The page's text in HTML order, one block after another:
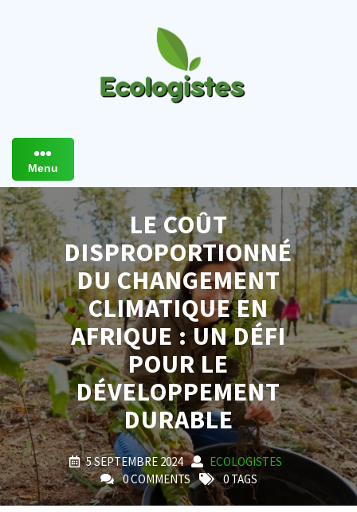
Menu
LE COÛT
DISPROPORTIONNÉ
DU CHANGEMENT
CLIMATIQUE EN
AFRIQUE : UN DÉFI
POUR LE
DÉVELOPPEMENT
DURABLE
5 SEPTEMBRE 2024
ECOLOGISTES
0 COMMENTS
0 TAGS